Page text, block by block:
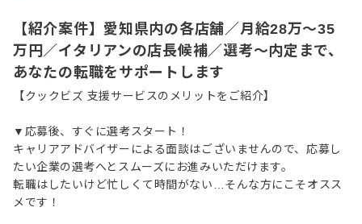
【紹介案件】愛知県内の各店舗／月給28万～35
万円／イタリアンの店長候補／選考～内定まで、
あなたの転職をサポートします
【クックビズ 支援サービスのメリットをご紹介】
▼応募後、すぐに選考スタート！
キャリアアドバイザーによる面談はございませんので、応募し
たい企業の選考へとスムーズにお進みいただけます。
転職はしたいけど忙しくて時間がない…そんな方にこそオスス
メです！